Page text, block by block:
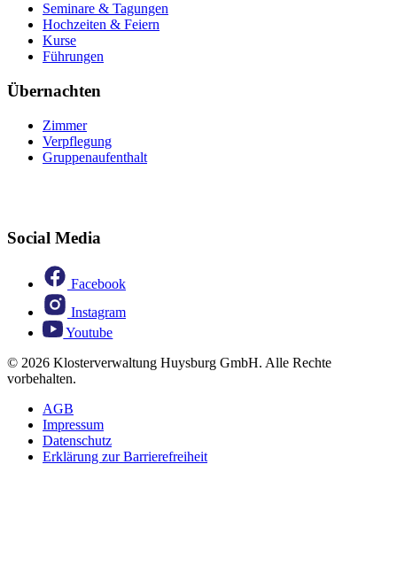
Seminare & Tagungen
Hochzeiten & Feiern
Kurse
Führungen
Übernachten
Zimmer
Verpflegung
Gruppenaufenthalt
Social Media
Facebook
Instagram
Youtube
© 2026 Klosterverwaltung Huysburg GmbH. Alle Rechte
vorbehalten.
AGB
Impressum
Datenschutz
Erklärung zur Barrierefreiheit